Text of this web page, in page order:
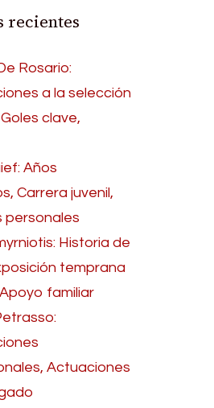
recientes
Rosario:
a la selección
clave,
Años
Carrera juvenil,
personales
Historia de
temprana
familiar
Actuaciones